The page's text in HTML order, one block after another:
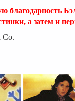
а затем и
Co.